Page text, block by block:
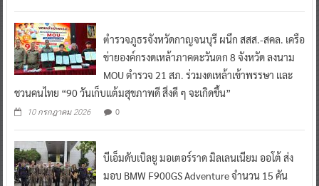
ตำรวจภูธรจังหวัดกาญจนบุรี ผนึก สสส.-สคล. เครือ
ข่ายองค์กรงดเหล้าภาคตะวันตก 8 จังหวัด ลงนาม
MOU ตำรวจ 21 สภ. ร่วมงดเหล้าเข้าพรรษา และ
ชวนคนไทย “90 วันเก็บแต้มสุขภาพดี สิ่งดี ๆ จะเกิดขึ้น”
10 กรกฎาคม 2026 0
บีเอ็มดับเบิลยู มอเตอร์ราด มิลเลนเนียม ออโต้ ส่ง
มอบ BMW F900GS Adventure จำนวน 15 คัน